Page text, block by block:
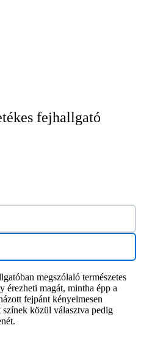
fejhallgató
megszólaló természetes
érezheti magát, mintha épp a
fejpánt kényelmesen
közül választva pedig